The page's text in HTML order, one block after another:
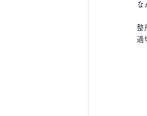
な
整
適